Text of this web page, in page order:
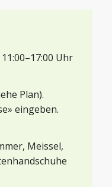
Uhr
Plan).
eingeben.
Meissel,